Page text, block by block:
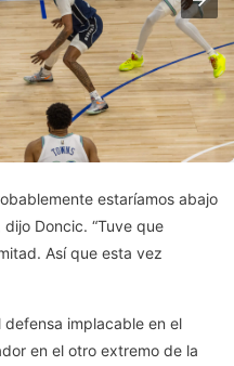
estaríamos abajo
Doncic. “Tuve que
Así que esta vez
defensa implacable en el
en el otro extremo de la